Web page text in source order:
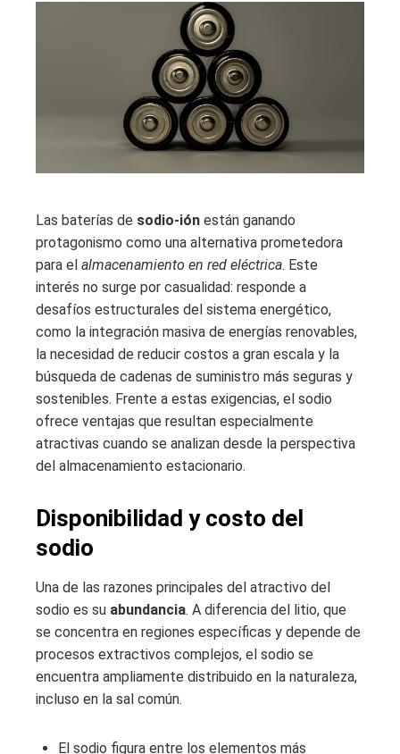
Las baterías de sodio-ión están ganando
protagonismo como una alternativa prometedora
para el almacenamiento en red eléctrica. Este
interés no surge por casualidad: responde a
desafíos estructurales del sistema energético,
como la integración masiva de energías renovables,
la necesidad de reducir costos a gran escala y la
búsqueda de cadenas de suministro más seguras y
sostenibles. Frente a estas exigencias, el sodio
ofrece ventajas que resultan especialmente
atractivas cuando se analizan desde la perspectiva
del almacenamiento estacionario.
Disponibilidad y costo del
sodio
Una de las razones principales del atractivo del
sodio es su abundancia. A diferencia del litio, que
se concentra en regiones específicas y depende de
procesos extractivos complejos, el sodio se
encuentra ampliamente distribuido en la naturaleza,
incluso en la sal común.
El sodio figura entre los elementos más